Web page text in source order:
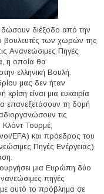
διέξοδο από την
βουλευτές των χωρών της
Ανανεώσιμες Πηγές
η οποία θα
ελληνική Βουλή.
μας δεν ήταν
είναι μια ευκαιρία
επανεξετάσουν τη δομή
τις
Κλόντ Τουρμέ,
EFA) και πρόεδρος του
Πηγές Ενέργειας)
μια Ευρώπη δύο
πηγές
αυτό το πρόβλημα σε